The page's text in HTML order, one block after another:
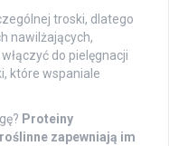
troski, dlatego
nawilżających,
do pielęgnacji
które wspaniale
Proteiny
zapewniają im